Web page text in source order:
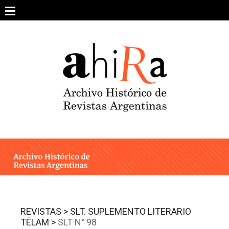
content
ARCHIVO DE REVISTAS
ESTUDIOS CRÍTICOS
INTEGRANTES
CONTACTO
REVISTAS > SLT. SUPLEMENTO LITERARIO
TÉLAM > SLT N° 98